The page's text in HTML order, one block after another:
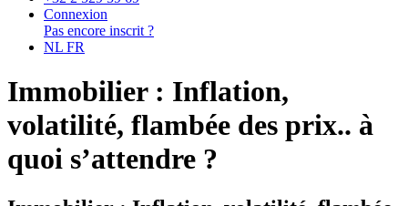
Connexion
Pas encore inscrit ?
NL FR
Immobilier : Inflation,
volatilité, flambée des prix.. à
quoi s’attendre ?